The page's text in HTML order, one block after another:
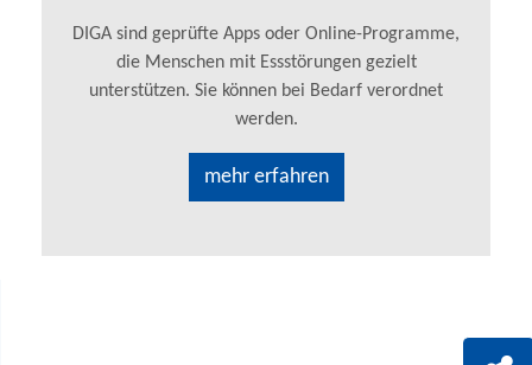
DIGA sind geprüfte Apps oder Online-Programme,
die Menschen mit Essstörungen gezielt
unterstützen. Sie können bei Bedarf verordnet
werden.
mehr erfahren